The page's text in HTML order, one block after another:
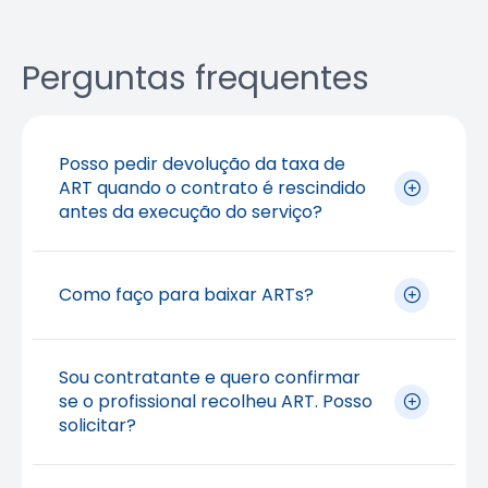
Perguntas frequentes
Posso pedir devolução da taxa de
ART quando o contrato é rescindido
antes da execução do serviço?
Sim. Quando nenhuma atividade técnica
prevista na ART tiver sido executada, é
possível solicitar ocancelamento da ARTe,
cancelamento também pode ser solicitado
quando a ART tiver sido registrada em
relacionada à ART já tiver sido realizada, o
Como faço para baixar ARTs?
Este serviço está disponível
nositeemCREANET, mediante login e senha
do profissional responsável técnico.
Sou contratante e quero confirmar
se o profissional recolheu ART. Posso
solicitar?